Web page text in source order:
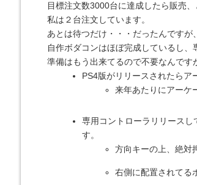
目標注文数3000台に達成したら販売
私は２台注文しています。
あとは待つだけ・・・だったんですが
自作ボダコンはほぼ完成しているし、
準備はもう出来てるので不要なんです
PS4版がリリースされたらア
来年あたりにアーケ
専用コントローラリリース
す。
方向キーの上、絶対
右側に配置されてる